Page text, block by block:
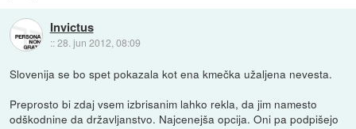
Invictus
::28. jun 2012, 08:09
Slovenija se bo spet pokazala kot ena kmečka užaljena nevesta.
Preprosto bi zdaj vsem izbrisanim lahko rekla, da jim namesto
odškodnine da državljanstvo. Najcenejša opcija. Oni pa podpišejo